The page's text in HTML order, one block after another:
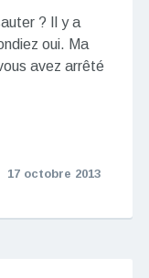
? Il y a
oui. Ma
avez arrêté
17 octobre 2013